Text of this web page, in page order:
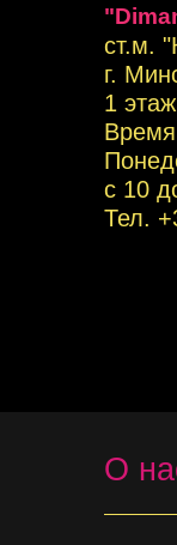
ст.м.
г.
1
с 10
Тел. +
О